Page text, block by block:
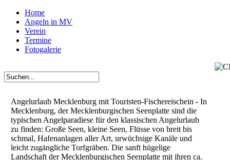
Home
Angeln in MV
Verein
Termine
Fotogalerie
Angelurlaub Mecklenburg mit Touristen-Fischereischein - In
Mecklenburg, der Mecklenburgischen Seenplatte sind die
typischen Angelparadiese für den klassischen Angelurlaub
zu finden: Große Seen, kleine Seen, Flüsse von breit bis
schmal, Hafenanlagen aller Art, urwüchsige Kanäle und
leicht zugängliche Torfgräben. Die sanft hügelige
Landschaft der Mecklenburgischen Seenplatte mit ihren ca.